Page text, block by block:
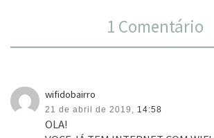
1 Comentário
wifidobairro
21 de abril de 2019, 14:58
OLA!